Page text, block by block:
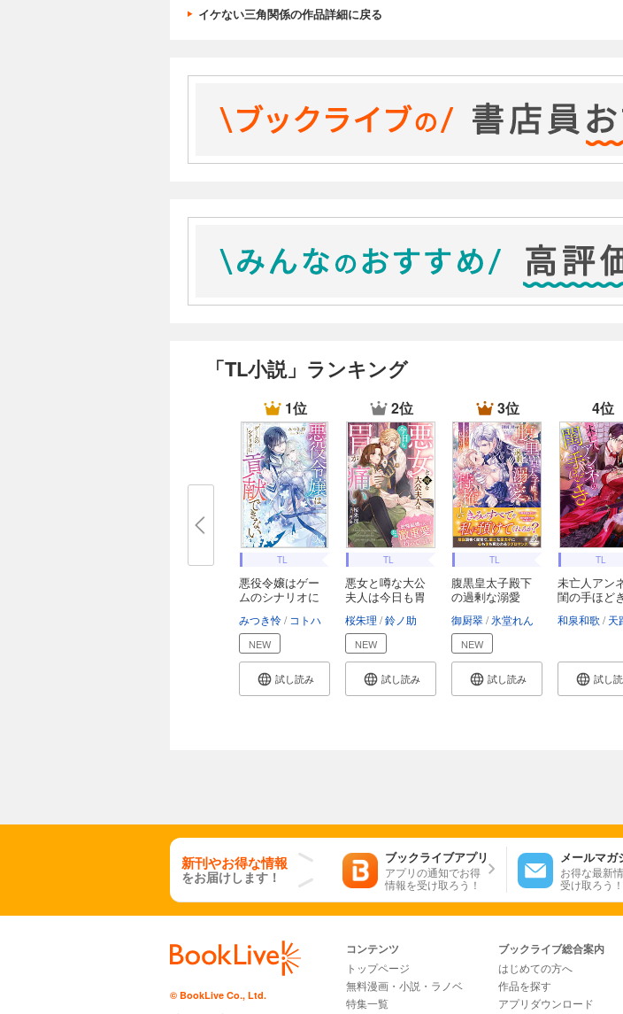
イケない三角関係の作品詳細に戻る
「TL小説」ランキング
1位
TL
悪役令嬢はゲー
ムのシナリオに
みつき怜 コトハ
NEW
試し読み
2位
TL
悪女と噂な大公
夫人は今日も胃
桜朱理 鈴ノ助
NEW
試し読み
3位
TL
腹黒皇太子殿下
の過剰な溺愛
御厨翠 氷堂れん
NEW
試し読み
4位
TL
未亡人アン
閨の手ほどき
和泉和歌 天路ゆ
試し
新刊やお得な情報
をお届けします！
ブックライブアプリ
アプリの通知でお得
情報を受け取ろう！
メールマガ
お得な最新
受け取ろう！
© BookLive Co., Ltd.
コンテンツ
トップページ
無料漫画・小説・ラノベ
特集一覧
ブックライブ総合案内
はじめての方へ
作品を探す
アプリダウンロード